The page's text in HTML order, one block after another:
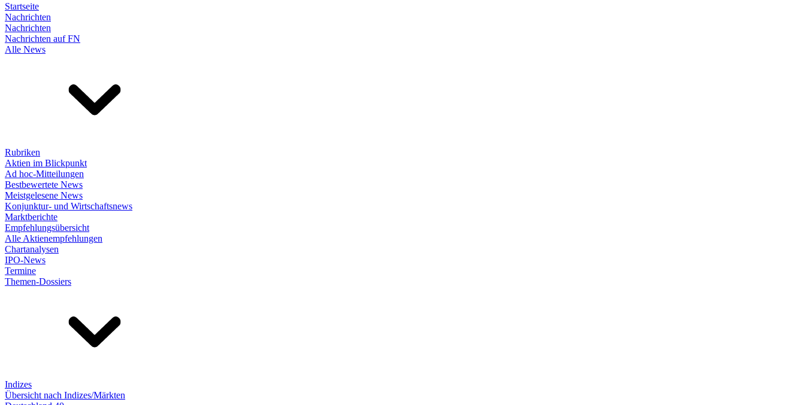
Startseite
Nachrichten
Nachrichten
Nachrichten auf FN
Alle News
Rubriken
Aktien im Blickpunkt
Ad hoc-Mitteilungen
Bestbewertete News
Meistgelesene News
Konjunktur- und Wirtschaftsnews
Marktberichte
Empfehlungsübersicht
Alle Aktienempfehlungen
Chartanalysen
IPO-News
Termine
Themen-Dossiers
Indizes
Übersicht nach Indizes/Märkten